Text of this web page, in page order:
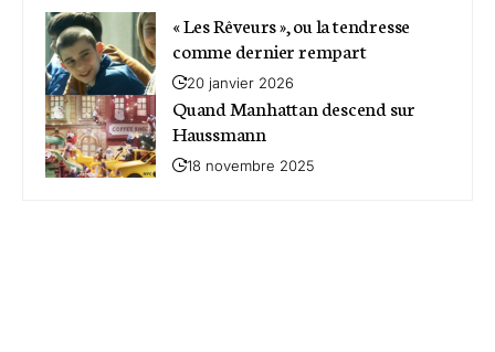
« Les Rêveurs », ou la tendresse
comme dernier rempart
20 janvier 2026
Quand Manhattan descend sur
Haussmann
18 novembre 2025